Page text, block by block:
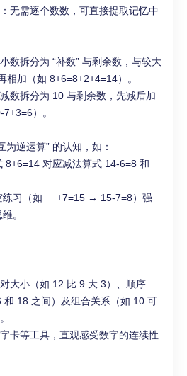
无需逐个数数，可直接提取记忆中
小数拆分为 “补数” 与剩余数，与较大
相加（如 8+6=8+2+4=14）。
减数拆分为 10 与剩余数，先减后加
7+3=6）。
为逆运算” 的认知，如：
8+6=14 对应减法算式 14-6=8 和
练习（如__ +7=15 → 15-7=8）强
。
大小（如 12 比 9 大 3）、顺序
和 18 之间）及组合关系（如 10 可
卡等工具，直观感受数字的连续性